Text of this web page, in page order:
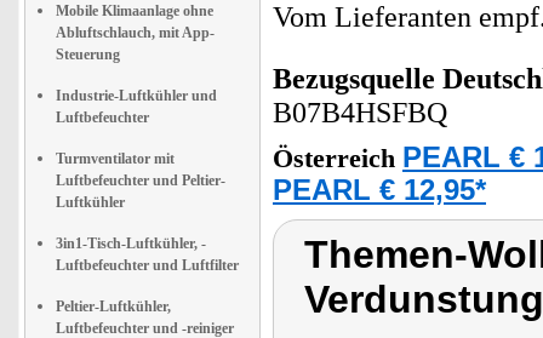
Mobile Klimaanlage ohne
Abluftschlauch, mit App-
Steuerung
Industrie-Luftkühler und
Luftbefeuchter
Turmventilator mit
Luftbefeuchter und Peltier-
Luftkühler
3in1-Tisch-Luftkühler, -
Luftbefeuchter und Luftfilter
Peltier-Luftkühler,
Luftbefeuchter und -reiniger
Vom Lieferanten
Bezugsquelle
B07B4HSFBQ
Österreich PEARL €
PEARL € 12,95*
Themen-